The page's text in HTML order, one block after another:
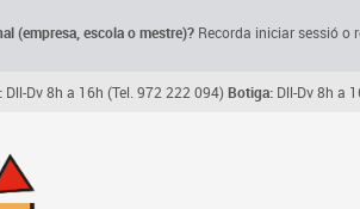
(empresa, escolao mestre)? Recorda iniciar sessió o
Dll-Dv 8h a 16h (Tel. 972 222 094)Botiga: Dll-Dv 8h a